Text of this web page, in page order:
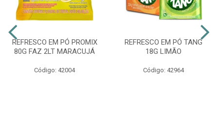
REFRESCO EM PÓ PROMIX
80G FAZ 2LT MARACUJÁ
Código: 42004
REFRESCO EM PÓ TANG
18G LIMÃO
Código: 42964